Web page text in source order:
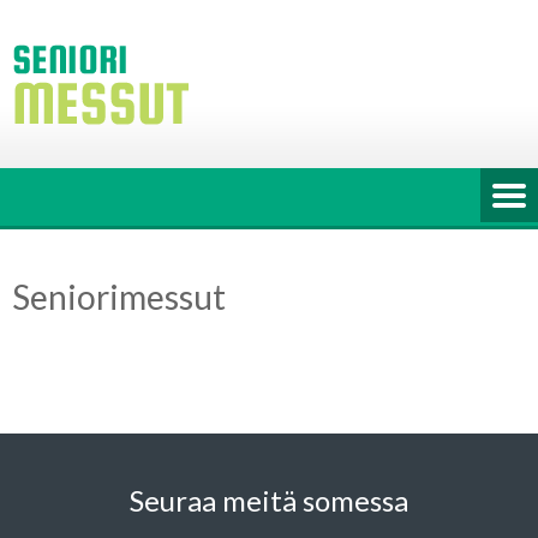
to
content
Seniorimessut
Seuraa meitä somessa